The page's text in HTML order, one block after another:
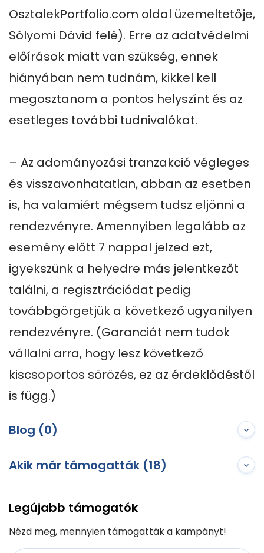
OsztalekPortfolio.com oldal üzemeltetője,
Sólyomi Dávid felé). Erre az adatvédelmi
előírások miatt van szükség, ennek
hiányában nem tudnám, kikkel kell
megosztanom a pontos helyszínt és az
esetleges további tudnivalókat.
– Az adományozási tranzakció végleges
és visszavonhatatlan, abban az esetben
is, ha valamiért mégsem tudsz eljönni a
rendezvényre. Amennyiben legalább az
esemény előtt 7 nappal jelzed ezt,
igyekszünk a helyedre más jelentkezőt
találni, a regisztrációdat pedig
továbbgörgetjük a következő ugyanilyen
rendezvényre. (Garanciát nem tudok
vállalni arra, hogy lesz következő
kiscsoportos sörözés, ez az érdeklődéstől
is függ.)
Blog (0)
Akik már támogatták (18)
Legújabb támogatók
Nézd meg, mennyien támogatták a kampányt!